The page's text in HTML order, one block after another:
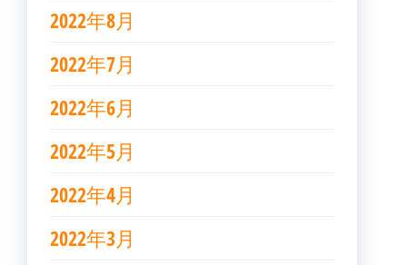
2022年8月
2022年7月
2022年6月
2022年5月
2022年4月
2022年3月